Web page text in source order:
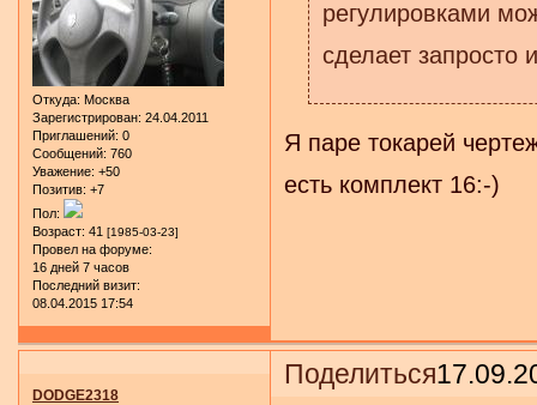
Откуда: Москва
Зарегистрирован: 24.04.2011
Приглашений: 0
Сообщений: 760
Уважение: +50
Позитив: +7
Пол:
Возраст: 41 [1985-03-23]
Провел на форуме:
16 дней 7 часов
Последний визит:
08.04.2015 17:54
регулировками
сделает запросто
Я паре токарей
есть комплект 16:-)
Поделиться
DODGE2318